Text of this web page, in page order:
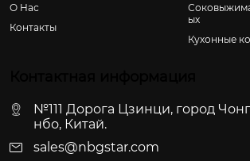
О Hас
Контакты
ых
Кухонные
№111 Дорога Цзинци, город
нбо, Китай.
sales@nbgstar.com